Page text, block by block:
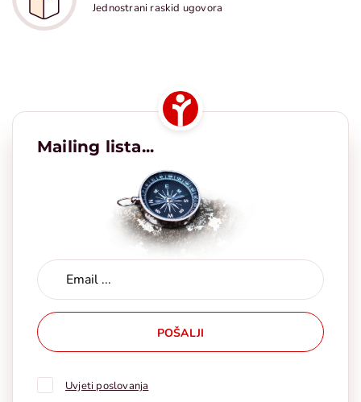
Jednostrani raskid ugovora
Mailing lista...
POŠALJI
Uvjeti poslovanja